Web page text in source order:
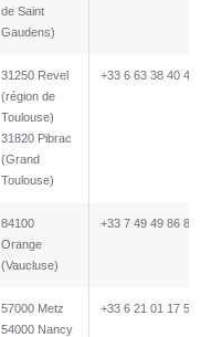
de Saint
Gaudens)
31250 Revel
(région de
Toulouse)
31820 Pibrac
(Grand
Toulouse)
+33 6 63 38 40 48
84100
Orange
(Vaucluse)
+33 7 49 49 86 84
57000 Metz
54000 Nancy
+33 6 21 01 17 55